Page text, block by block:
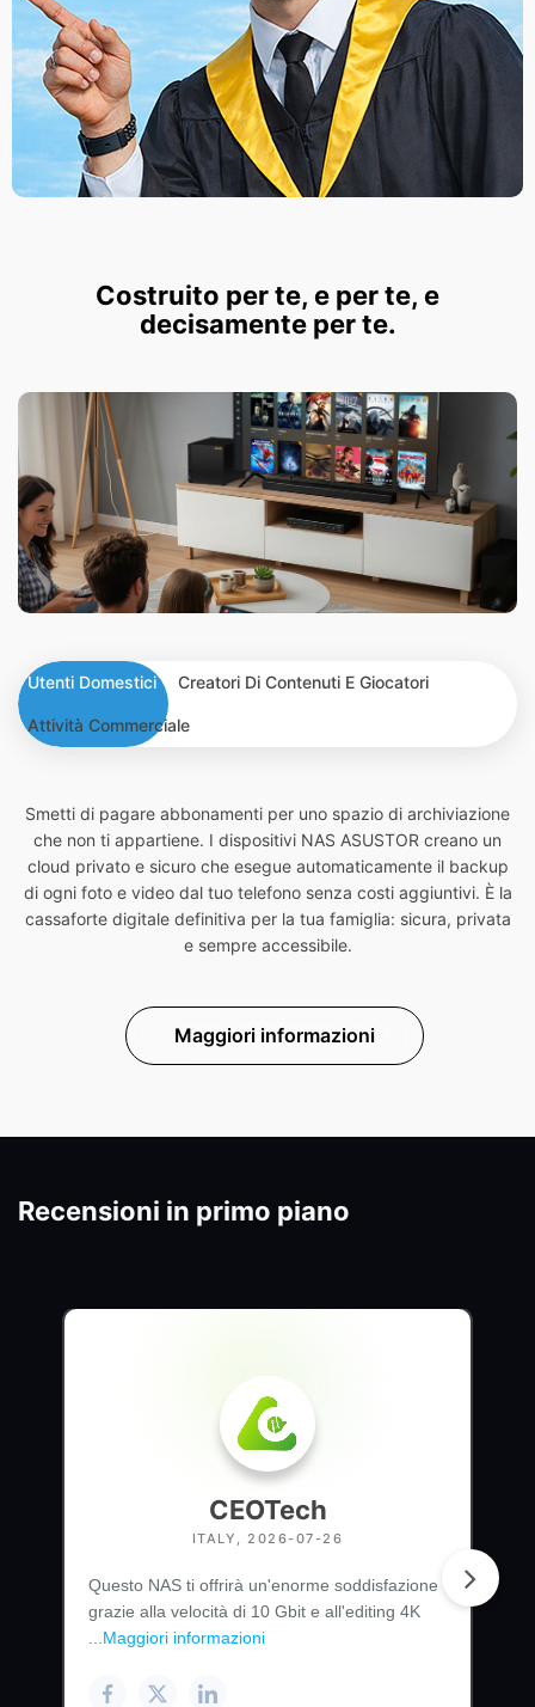
Costruito per te, e per te, e
decisamente per te.
Utenti Domestici Creatori Di Contenuti E Giocatori
Attività Commerciale
Smetti di pagare abbonamenti per uno spazio di archiviazione
che non ti appartiene. I dispositivi NAS ASUSTOR creano un
cloud privato e sicuro che esegue automaticamente il backup
di ogni foto e video dal tuo telefono senza costi aggiuntivi. È la
cassaforte digitale definitiva per la tua famiglia: sicura, privata
e sempre accessibile.
Maggiori informazioni
Recensioni in primo piano
CEOTech
ITALY, 2026-07-26
Questo NAS ti offrirà un'enorme soddisfazione
grazie alla velocità di 10 Gbit e all'editing 4K
Maggiori informazioni